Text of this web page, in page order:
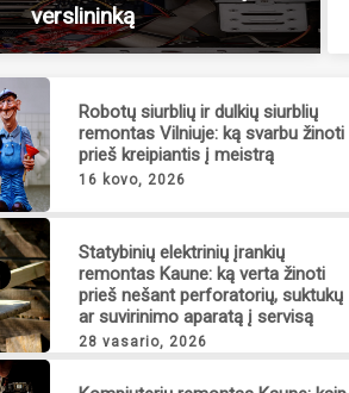
verslininką
Robotų siurblių ir dulkių siurblių
remontas Vilniuje: ką svarbu žinoti
prieš kreipiantis į meistrą
16 kovo, 2026
Statybinių elektrinių įrankių
remontas Kaune: ką verta žinoti
prieš nešant perforatorių, suktukų
ar suvirinimo aparatą į servisą
28 vasario, 2026